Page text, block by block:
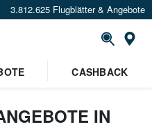
3.812.625 Flugblätter & Angebote
CASHBACK
IN